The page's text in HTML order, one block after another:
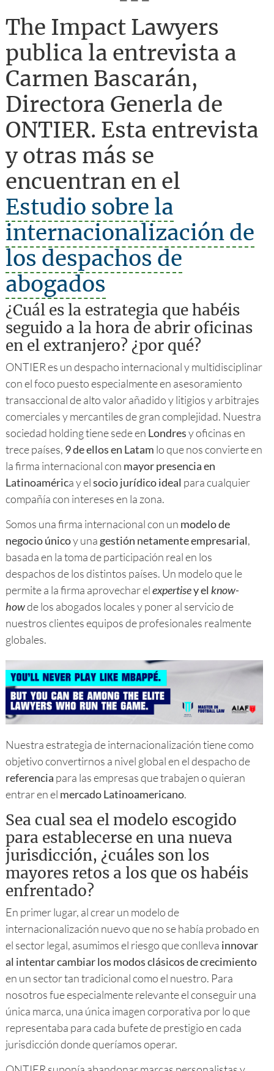
The Impact Lawyers
publica la entrevista a
Carmen Bascarán,
Directora Generla de
ONTIER. Esta entrevista
y otras más se
encuentran en el
Estudio sobre la
internacionalización de
los despachos de
abogados
¿Cuál es la estrategia que habéis
seguido a la hora de abrir oficinas
en el extranjero? ¿por qué?
ONTIER es un despacho internacional y multidisciplinar
con el foco puesto especialmente en asesoramiento
transaccional de alto valor añadido y litigios y arbitrajes
comerciales y mercantiles de gran complejidad. Nuestra
sociedad holding tiene sede en Londresy oficinas en
trece países, 9 de ellos en Latam lo que nos convierte en
la firma internacional con mayor presencia en
Latinoamérica y elsocio jurídico ideal para cualquier
compañía con intereses en la zona.
Somos una firma internacional con un modelo de
negocio únicoy una gestión netamente empresarial,
basada en la toma de participación real en los
despachos de los distintos países. Un modelo que le
permite a la firma aprovechar elexpertisey el know-
howde los abogados locales y poner al servicio de
nuestros clientes equipos de profesionales realmente
globales.
Nuestra estrategia de internacionalización tiene como
objetivo convertirnos a nivel global en el despacho de
referencia para las empresas que trabajen o quieran
entrar en el mercado Latinoamericano.
Sea cual sea el modelo escogido
para establecerse en una nueva
jurisdicción, ¿cuáles son los
mayores retos a los que os habéis
enfrentado?
En primer lugar, al crear un modelo de
internacionalización nuevo que no se había probado en
el sector legal, asumimos el riesgo que conlleva innovar
al intentar cambiar los modos clásicos de crecimiento
en un sector tan tradicional como el nuestro. Para
nosotros fue especialmente relevante el conseguir una
única marca, una única imagen corporativa por lo que
representaba para cada bufete de prestigio en cada
jurisdicción donde queríamos operar.